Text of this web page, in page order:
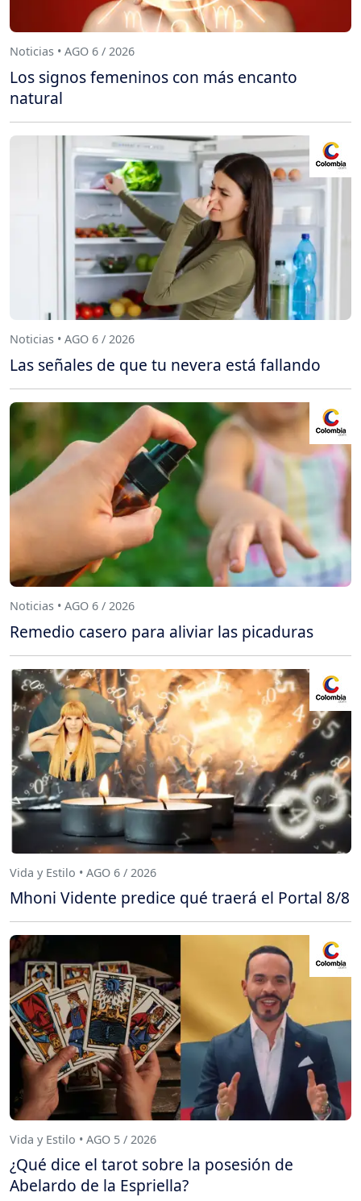
Noticias • AGO 6 / 2026
Los signos femeninos con más encanto
natural
Noticias • AGO 6 / 2026
Las señales de que tu nevera está fallando
Noticias • AGO 6 / 2026
Remedio casero para aliviar las picaduras
Vida y Estilo • AGO 6 / 2026
Mhoni Vidente predice qué traerá el Portal 8/8
Vida y Estilo • AGO 5 / 2026
¿Qué dice el tarot sobre la posesión de
Abelardo de la Espriella?